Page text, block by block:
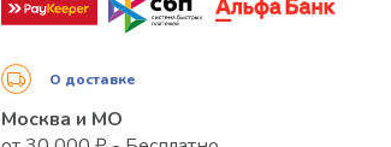
О доставке
Москва и МО